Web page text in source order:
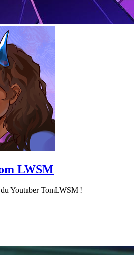
LWSM
Youtuber TomLWSM !